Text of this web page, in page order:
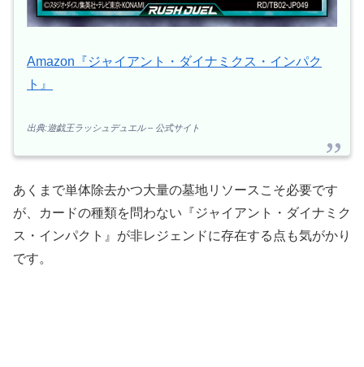
Amazon『ジャイアント・ダイナミクス・インパク
ト』
出典:遊戯王ラッシュデュエル – 公式サイト
あくまで単体除去かつ大量の墓地リソースこそ必要です
が、カードの種類を問わない『ジャイアント・ダイナミク
ス・インパクト』が非レジェンドに存在する点も気がかり
です。